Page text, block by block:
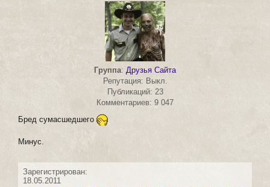
Группа: Друзья Сайта
Репутация: Выкл.
Публикаций: 23
Комментариев: 9 047
Бред сумасшедшего
Минус.
Зарегистрирован:
18.05.2011